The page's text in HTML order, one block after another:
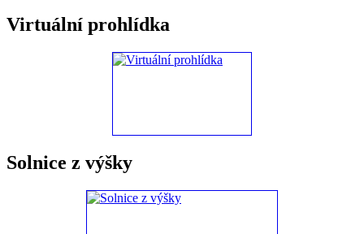
Virtuální prohlídka
Solnice z výšky